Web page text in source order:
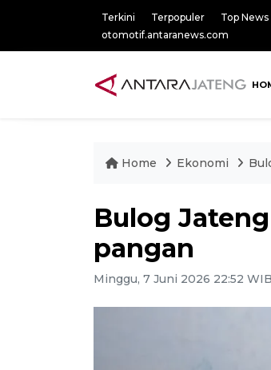
Terkini Terpopuler Top News
otomotif.antaranews.com
Home Ekonomi
Bulog
pangan
Minggu, 7 Juni 2026 22:52 WIB